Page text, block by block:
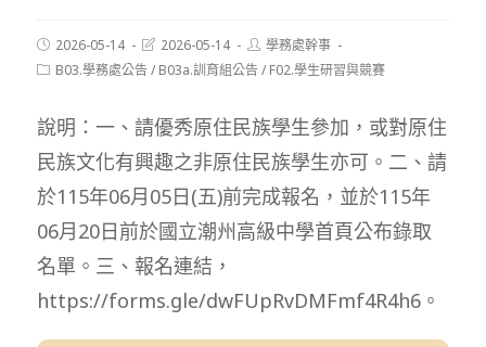
Post
published:
2026-05-14
Post
last
modified:
2026-05-14
Post
author:
學務處幹事
PostB03.學務處公告/ B03a.訓育組公告/ F02.學生研習與競賽
說明：一、請優秀原住民族學生參加，或對原住
民族文化有興趣之非原住民族學生亦可。二、請
於115年06月05日(五)前完成報名，並於115年
06月20日前於國立潮州高級中學首頁公布錄取
名單。三、報名連結，
https://forms.gle/dwFUpRvDMFmf4R4h6。